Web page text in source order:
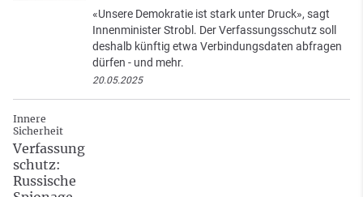
«Unsere Demokratie ist stark unter Druck», sagt
Innenminister Strobl. Der Verfassungsschutz soll
deshalb künftig etwa Verbindungsdaten abfragen
dürfen - und mehr.
20.05.2025
Innere
Sicherheit
Verfassung
schutz:
Russische